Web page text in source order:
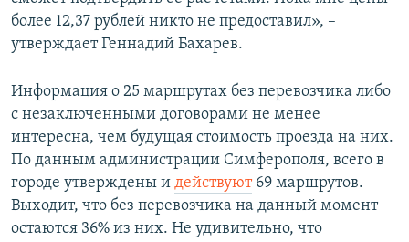
более 12,37 рублей никто не предоставил», –
утверждает Геннадий Бахарев.
Информация о 25 маршрутах без перевозчика либо
с незаключенными договорами не менее
интересна, чем будущая стоимость проезда на них.
По данным администрации Симферополя, всего в
городе утверждены и действуют69 маршрутов.
Выходит, что без перевозчика на данный момент
остаются 36% из них. Не удивительно, что